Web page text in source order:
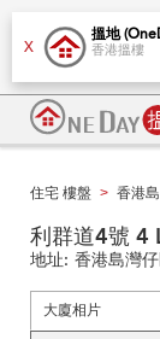
X
搵地
香港搵樓
住宅 樓盤 > 香港島
利群道4號 4
地址: 香港島灣
大廈相片